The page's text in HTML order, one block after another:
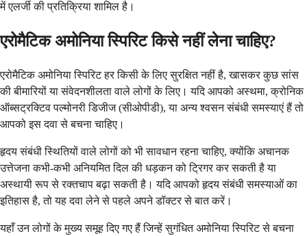
में एलर्जी की प्रतिक्रिया शामिल है।
एरोमैटिक अमोनिया स्पिरिट किसे नहीं लेना चाहिए?
एरोमैटिक अमोनिया स्पिरिट हर किसी के लिए सुरक्षित नहीं है, खासकर कुछ सांस
की बीमारियों या संवेदनशीलता वाले लोगों के लिए। यदि आपको अस्थमा, क्रोनिक
ऑब्सट्रक्टिव पल्मोनरी डिजीज (सीओपीडी), या अन्य श्वसन संबंधी समस्याएं हैं तो
आपको इस दवा से बचना चाहिए।
हृदय संबंधी स्थितियों वाले लोगों को भी सावधान रहना चाहिए, क्योंकि अचानक
उत्तेजना कभी-कभी अनियमित दिल की धड़कन को ट्रिगर कर सकती है या
अस्थायी रूप से रक्तचाप बढ़ा सकती है। यदि आपको हृदय संबंधी समस्याओं का
इतिहास है, तो यह दवा लेने से पहले अपने डॉक्टर से बात करें।
यहाँ उन लोगों के मुख्य समूह दिए गए हैं जिन्हें सुगंधित अमोनिया स्पिरिट से बचना